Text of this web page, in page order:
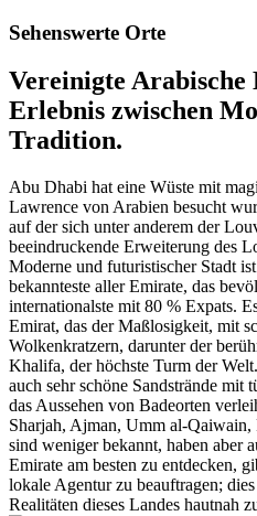
Sehenswerte Orte
Vereinigte
Erlebnis zwischen
Tradition.
Abu Dhabi hat eine Wüste mit
Lawrence von Arabien besucht
auf der sich unter anderem der
beeindruckende Erweiterung des
Moderne und futuristischer Stadt
bekannteste aller Emirate, das
internationalste mit 80 % Expats.
Emirat, das der Maßlosigkeit, mit
Wolkenkratzern, darunter der
Khalifa, der höchste Turm der
auch sehr schöne Sandstrände mit
das Aussehen von Badeorten
Sharjah, Ajman, Umm al-
sind weniger bekannt, haben aber
Emirate am besten zu entdecken,
lokale Agentur zu beauftragen;
Realitäten dieses Landes hautnah